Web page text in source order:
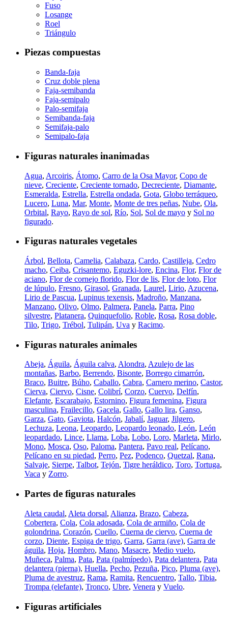
Fuso
Losange
Roel
Triángulo
Piezas compuestas
Banda-faja
Cruz doble plena
Faja-semibanda
Faja-semipalo
Palo-semifaja
Semibanda-faja
Semifaja-palo
Semipalo-faja
Figuras naturales inanimadas
Agua, Arcoiris, Átomo, Carro de la Osa Mayor, Copo de
nieve, Creciente, Creciente tornado, Decreciente, Diamante,
Esmeralda, Estrella, Estrella ondada, Gota, Globo terráqueo,
Lucero, Luna, Mar, Monte, Monte de tres peñas, Nube, Ola,
Orbital, Rayo, Rayo de sol, Río, Sol, Sol de mayo y Sol no
figurado.
Figuras naturales vegetales
Árbol, Bellota, Camelia, Calabaza, Cardo, Castilleja, Cedro
macho, Ceiba, Crisantemo, Eguzki-lore, Encina, Flor, Flor de
aciano, Flor de cornejo florido, Flor de lis, Flor de loto, Flor
de lúpulo, Fresno, Girasol, Granada, Laurel, Lirio, Azucena,
Lirio de Pascua, Lupinus texensis, Madroño, Manzana,
Manzano, Olivo, Olmo, Palmera, Panela, Parra, Pino
silvestre, Platanera, Quinquefolio, Roble, Rosa, Rosa doble,
Tilo, Trigo, Trébol, Tulipán, Uva y Racimo.
Figuras naturales animales
Abeja, Águila, Águila calva, Alondra, Azulejo de las
montañas, Barbo, Berrendo, Bisonte, Borrego cimarrón,
Braco, Buitre, Búho, Caballo, Cabra, Carnero merino, Castor,
Cierva, Ciervo, Cisne, Colibrí, Corzo, Cuervo, Delfín,
Elefante, Escarabajo, Estornino, Figura femenina, Figura
masculina, Frailecillo, Gacela, Gallo, Gallo lira, Ganso,
Garza, Gato, Gaviota, Halcón, Jabalí, Jaguar, Jilgero,
Lechuza, Leona, Leopardo, Leopardo leonado, León, León
leopardado, Lince, Llama, Loba, Lobo, Loro, Marleta, Mirlo,
Mono, Mosca, Oso, Paloma, Pantera, Pavo real, Pelícano,
Pelícano en su piedad, Perro, Pez, Podenco, Quetzal, Rana,
Salvaje, Sierpe, Talbot, Tejón, Tigre heráldico, Toro, Tortuga,
Vaca y Zorro.
Partes de figuras naturales
Aleta caudal, Aleta dorsal, Alianza, Brazo, Cabeza,
Cobertera, Cola, Cola adosada, Cola de armiño, Cola de
golondrina, Corazón, Cuello, Cuerna de ciervo, Cuerna de
corzo, Diente, Espiga de trigo, Garra, Garra (ave), Garra de
águila, Hoja, Hombro, Mano, Masacre, Medio vuelo,
Muñeca, Palma, Pata, Pata (palmípedo), Pata delantera, Pata
delantera (pierna), Huella, Pecho, Pezuña, Pico, Pluma (ave),
Pluma de avestruz, Rama, Ramita, Rencuentro, Tallo, Tibia,
Trompa (elefante), Tronco, Ubre, Venera y Vuelo.
Figuras artificiales